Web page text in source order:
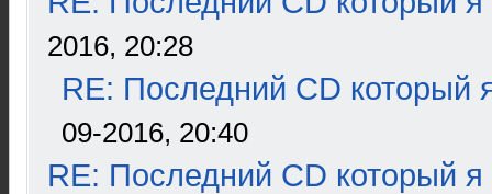
2016, 20:28
RE: Последний CD который
09-2016, 20:40
RE: Последний CD который я